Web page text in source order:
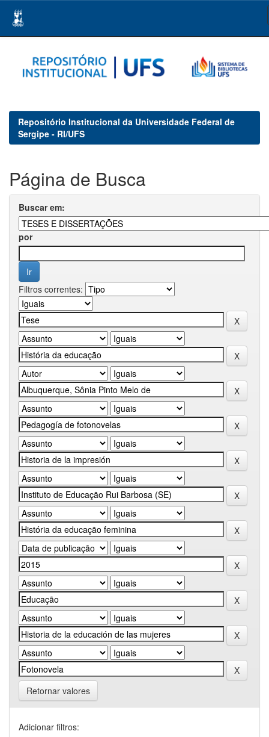
navigation
Repositório Institucional da Universidade Federal de
Sergipe - RI/UFS
Página de Busca
Buscar em:
por
Filtros correntes:
Retornar valores
Adicionar filtros: